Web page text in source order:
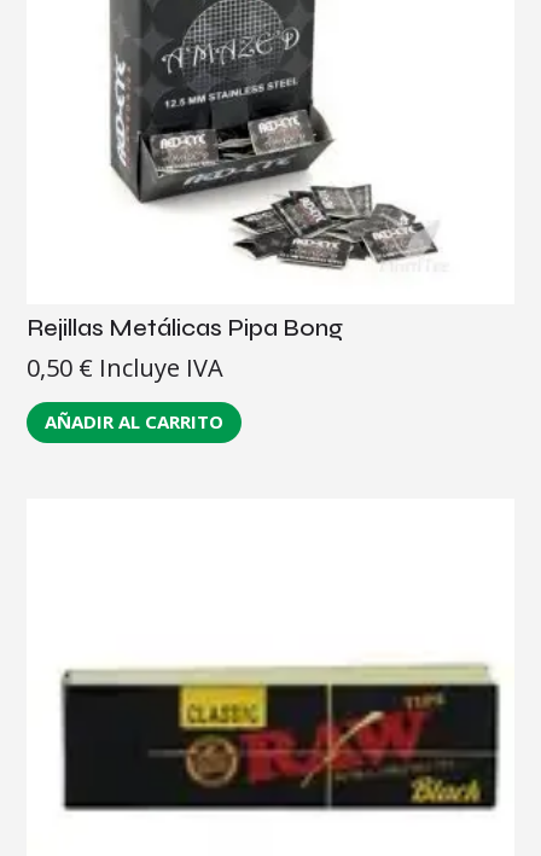
Rejillas Metálicas Pipa Bong
0,50 € Incluye IVA
AÑADIR AL CARRITO